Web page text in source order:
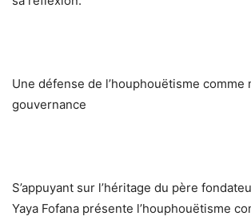
Une défense de l’houphouëtisme comme
gouvernance
S’appuyant sur l’héritage du père
Yaya Fofana présente l’houphouëtisme